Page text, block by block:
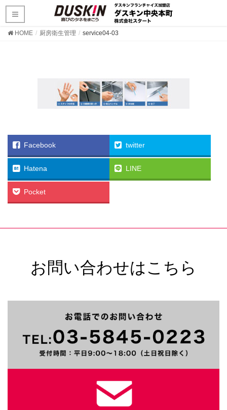
HOME 厨房衛生管理 service04-03
Facebook twitter
Hatena LINE
Pocket
お問い合わせはこちら